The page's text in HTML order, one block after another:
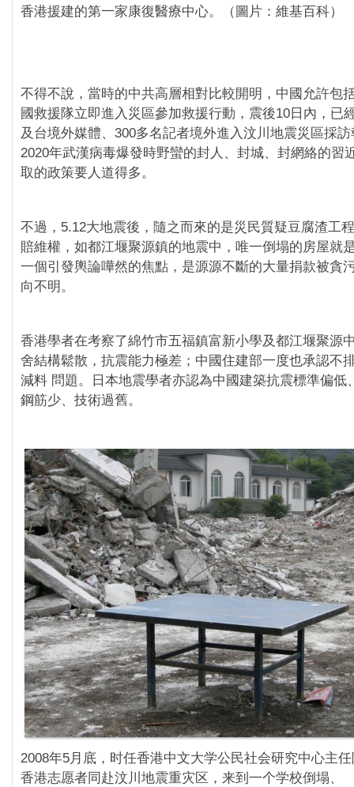
香港援建的第一家康復醫療中心。（圖片：維基百科）
不得不說，當時的中共高層相對比較開明，中國允許包
國救援隊立即進入災區參加救援行動，震後10日內，已
及台境外媒體、300多名記者境外進入汶川地震災區採
2020年武漢病毒爆發時野蠻的封人、封城、封網絡的習
取的政策要人道得多。
不過，5.12大地震後，隨之而來的是災民質疑豆腐渣工
賠維權，如都江堰聚源鎮的地震中，唯一倒塌的房屋就
一個引發輿論嘩然的焦點，是源源不斷的大量捐款被貪
向不明。
香港學者在考察了綿竹市五福鎮富新小學及都江堰聚源
舍結構鬆散，抗震能力極差；中國住建部一度也承認不
減料 問題。日本地震學者亦認為中國建築抗震標準偏低
鋼筋少、技術過舊。
2008年5月底，时任香港中文大学公民社会研究中心主
香港志愿者同赴汶川地震重灾区，来到一个学校倒塌、